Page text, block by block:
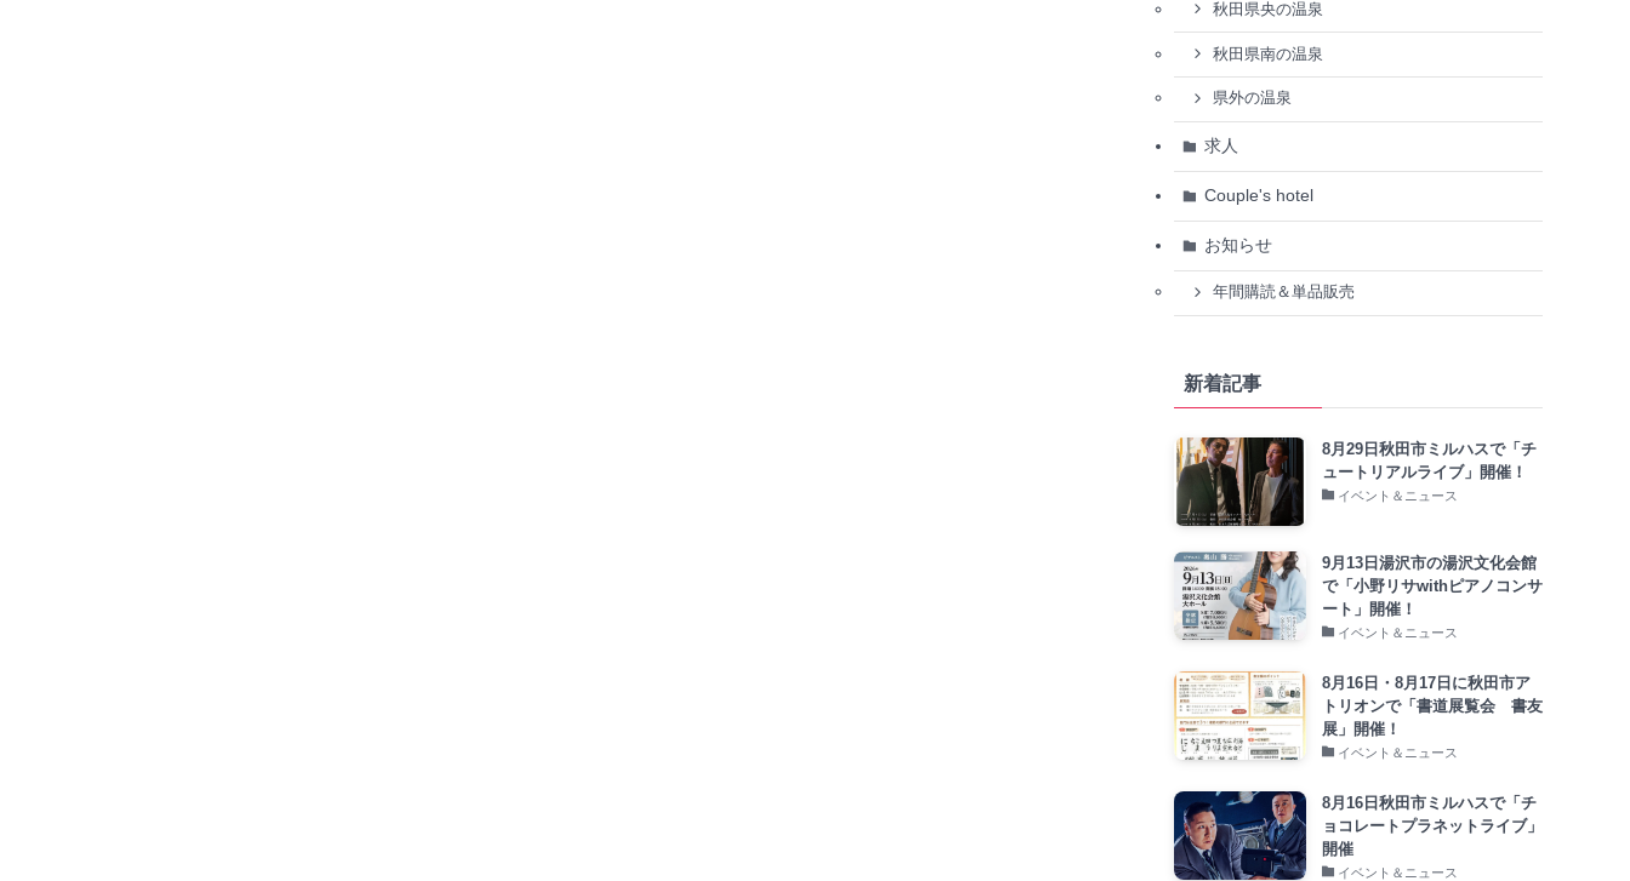
秋田県央の温泉
秋田県南の温泉
県外の温泉
求人
Couple's hotel
お知らせ
年間購読＆単品販売
新着記事
8月29日秋田市ミルハスで「チ
ュートリアルライブ」開催！
イベント＆ニュース
9月13日湯沢市の湯沢文化会館
で「小野リサwithピアノコンサ
ート」開催！
イベント＆ニュース
8月16日・8月17日に秋田市ア
トリオンで「書道展覧会 書友
展」開催！
イベント＆ニュース
8月16日秋田市ミルハスで「チ
ョコレートプラネットライブ」
開催
イベント＆ニュース